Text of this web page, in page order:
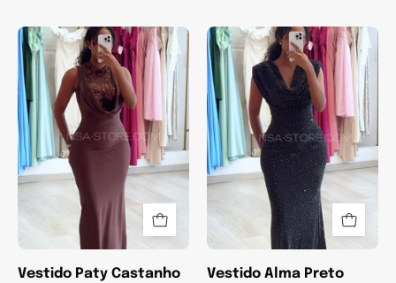
Vestido
Paty
Castanho
Vestido Paty Castanho
Vestido
Alma
Preto
Vestido Alma Preto